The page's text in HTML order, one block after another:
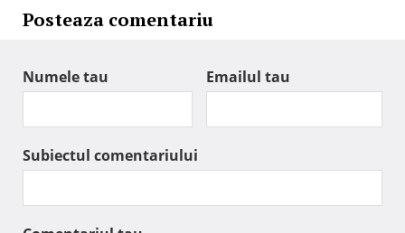
Posteaza comentariu
Numele tau Emailul tau
Subiectul comentariului